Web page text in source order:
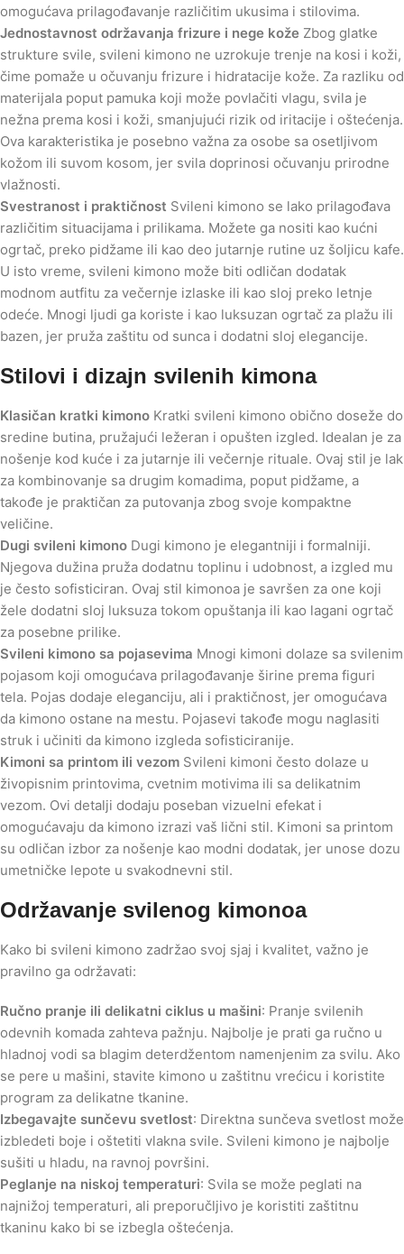
omogućava prilagođavanje različitim ukusima i stilovima.
Jednostavnost održavanja frizure i nege kože Zbog glatke
strukture svile, svileni kimono ne uzrokuje trenje na kosi i koži,
čime pomaže u očuvanju frizure i hidratacije kože. Za razliku od
materijala poput pamuka koji može povlačiti vlagu, svila je
nežna prema kosi i koži, smanjujući rizik od iritacije i oštećenja.
Ova karakteristika je posebno važna za osobe sa osetljivom
kožom ili suvom kosom, jer svila doprinosi očuvanju prirodne
vlažnosti.
Svestranost i praktičnost Svileni kimono se lako prilagođava
različitim situacijama i prilikama. Možete ga nositi kao kućni
ogrtač, preko pidžame ili kao deo jutarnje rutine uz šoljicu kafe.
U isto vreme, svileni kimono može biti odličan dodatak
modnom autfitu za večernje izlaske ili kao sloj preko letnje
odeće. Mnogi ljudi ga koriste i kao luksuzan ogrtač za plažu ili
bazen, jer pruža zaštitu od sunca i dodatni sloj elegancije.
Stilovi i dizajn svilenih kimona
Klasičan kratki kimono Kratki svileni kimono obično doseže do
sredine butina, pružajući ležeran i opušten izgled. Idealan je za
nošenje kod kuće i za jutarnje ili večernje rituale. Ovaj stil je lak
za kombinovanje sa drugim komadima, poput pidžame, a
takođe je praktičan za putovanja zbog svoje kompaktne
veličine.
Dugi svileni kimono Dugi kimono je elegantniji i formalniji.
Njegova dužina pruža dodatnu toplinu i udobnost, a izgled mu
je često sofisticiran. Ovaj stil kimonoa je savršen za one koji
žele dodatni sloj luksuza tokom opuštanja ili kao lagani ogrtač
za posebne prilike.
Svileni kimono sa pojasevima Mnogi kimoni dolaze sa svilenim
pojasom koji omogućava prilagođavanje širine prema figuri
tela. Pojas dodaje eleganciju, ali i praktičnost, jer omogućava
da kimono ostane na mestu. Pojasevi takođe mogu naglasiti
struk i učiniti da kimono izgleda sofisticiranije.
Kimoni sa printom ili vezom Svileni kimoni često dolaze u
živopisnim printovima, cvetnim motivima ili sa delikatnim
vezom. Ovi detalji dodaju poseban vizuelni efekat i
omogućavaju da kimono izrazi vaš lični stil. Kimoni sa printom
su odličan izbor za nošenje kao modni dodatak, jer unose dozu
umetničke lepote u svakodnevni stil.
Održavanje svilenog kimonoa
Kako bi svileni kimono zadržao svoj sjaj i kvalitet, važno je
pravilno ga održavati:
Ručno pranje ili delikatni ciklus u mašini: Pranje svilenih
odevnih komada zahteva pažnju. Najbolje je prati ga ručno u
hladnoj vodi sa blagim deterdžentom namenjenim za svilu. Ako
se pere u mašini, stavite kimono u zaštitnu vrećicu i koristite
program za delikatne tkanine.
Izbegavajte sunčevu svetlost: Direktna sunčeva svetlost može
izbledeti boje i oštetiti vlakna svile. Svileni kimono je najbolje
sušiti u hladu, na ravnoj površini.
Peglanje na niskoj temperaturi: Svila se može peglati na
najnižoj temperaturi, ali preporučljivo je koristiti zaštitnu
tkaninu kako bi se izbegla oštećenja.